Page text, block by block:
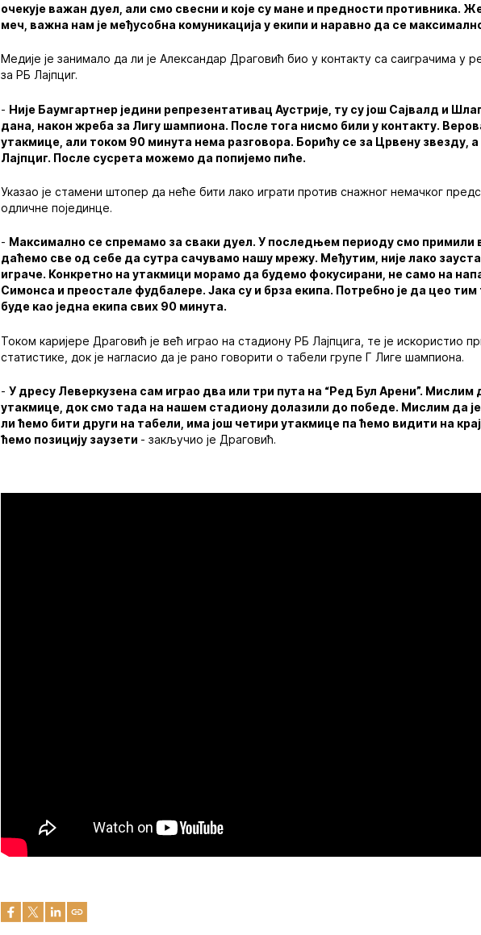
очекује важан дуел, али смо свесни и које су мане и предности противника.
меч, важна нам је међусобна комуникација у екипи и наравно да се
Медије је занимало да ли је Александар Драговић био у контакту са саиграчима у
за РБ Лајпциг.
- Није Баумгартнер једини репрезентативац Аустрије, ту су још Сајвалд и
дана, након жреба за Лигу шампиона. После тога нисмо били у контакту.
утакмице, али током 90 минута нема разговора. Борићу се за Црвену звезду, а
Лајпциг. После сусрета можемо да попијемо пиће.
Указао је стамени штопер да неће бити лако играти против снажног немачког
одличне појединце.
- Максимално се спремамо за сваки дуел. У последњем периоду смо примили
даћемо све од себе да сутра сачувамо нашу мрежу. Међутим, није лако
играче. Конкретно на утакмици морамо да будемо фокусирани, не само на
Симонса и преостале фудбалере. Јака су и брза екипа. Потребно је да цео
буде као једна екипа свих 90 минута.
Током каријере Драговић је већ играо на стадиону РБ Лајпцига, те је искористио
статистике, док је нагласио да је рано говорити о табели групе Г Лиге шампиона.
-У дресу Леверкузена сам играо два или три пута на “Ред Бул Арени”. Мислим
утакмице, док смо тада на нашем стадиону долазили до победе. Мислим да
ли ћемо бити други на табели, има још четири утакмице па ћемо видити на
ћемо позицију заузети - закључио је Драговић.